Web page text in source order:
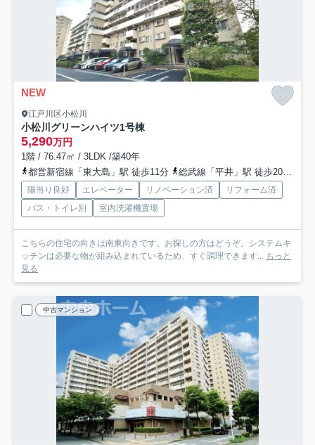
NEW
江戸川区小松川
小松川グリーンハイツ1号棟
5,290万円
1階 / 76.47㎡ / 3LDK /築40年
都営新宿線「東大島」駅 徒歩11分
総武線「平井」駅 徒歩20分
陽当り良好 エレベーター リノベーション済
リフォーム済
バス・トイレ別
室内洗濯機置場
こちらの住宅の向きは南東向きです。お探しの方はどうぞ。システムキ
ッチンは必要な物が組み込まれているため、すぐ調理できます... もっと
見る
中古マンション